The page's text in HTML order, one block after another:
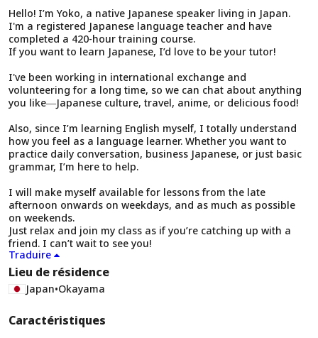
Hello! I’m Yoko, a native Japanese speaker living in Japan.
I'm a registered Japanese language teacher and have
completed a 420-hour training course.
If you want to learn Japanese, I’d love to be your tutor!
I've been working in international exchange and
volunteering for a long time, so we can chat about anything
you like―Japanese culture, travel, anime, or delicious food!
Also, since I’m learning English myself, I totally understand
how you feel as a language learner. Whether you want to
practice daily conversation, business Japanese, or just basic
grammar, I’m here to help.
I will make myself available for lessons from the late
afternoon onwards on weekdays, and as much as possible
on weekends.
Just relax and join my class as if you’re catching up with a
friend. I can’t wait to see you!
Traduire
Lieu de résidence
Japan•Okayama
Caractéristiques